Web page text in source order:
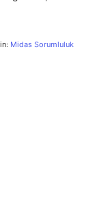
Midas Sorumluluk